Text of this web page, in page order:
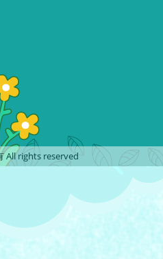
All rights reserved